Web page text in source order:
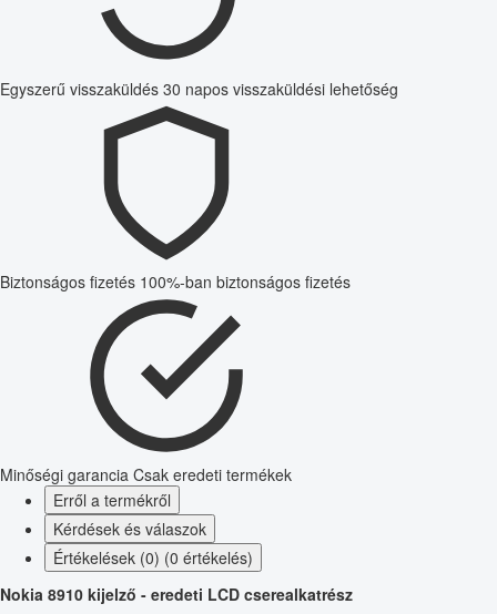
Egyszerű visszaküldés 30 napos visszaküldési lehetőség
Biztonságos fizetés 100%-ban biztonságos fizetés
Minőségi garancia Csak eredeti termékek
Erről a termékről
Kérdések és válaszok
Értékelések (0) (0 értékelés)
Nokia 8910 kijelző - eredeti LCD cserealkatrész